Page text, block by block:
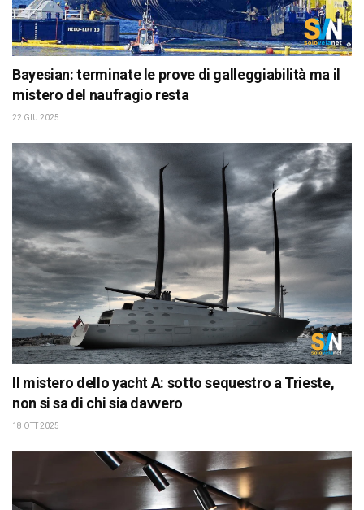
Bayesian: terminate le prove di galleggiabilità ma il
mistero del naufragio resta
22 GIU 2025
Il mistero dello yacht A: sotto sequestro a Trieste,
non si sa di chi sia davvero
18 OTT 2025